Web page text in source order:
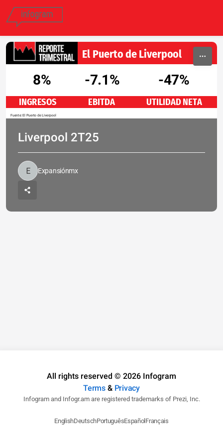
El Puerto de Liverpool
8% -7.1% -47%
INGRESOS EBITDA UTILIDAD NETA
Fuente: El Puerto de Liverpool
Liverpool 2T25
Expansiónmx
All rights reserved © 2026 Infogram
Terms& Privacy
Infogram and Infogr.am are registered trademarks of Prezi, Inc.
EnglishDeutschPortuguêsEspañol Français